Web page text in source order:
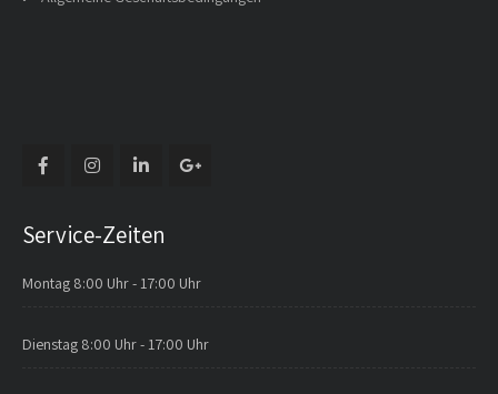
Service-Zeiten
Montag 8:00 Uhr - 17:00 Uhr
Dienstag 8:00 Uhr - 17:00 Uhr